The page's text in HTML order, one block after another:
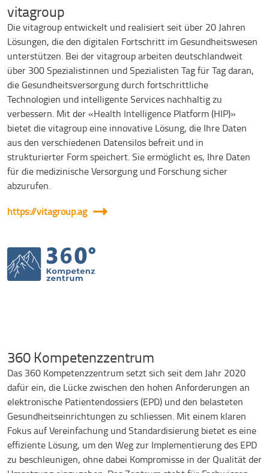
vitagroup
Die vitagroup entwickelt und realisiert seit über 20 Jahren
Lösungen, die den digitalen Fortschritt im Gesundheitswesen
unterstützen. Bei der vitagroup arbeiten deutschlandweit
über 300 Spezialistinnen und Spezialisten Tag für Tag daran,
die Gesundheitsversorgung durch fortschrittliche
Technologien und intelligente Services nachhaltig zu
verbessern. Mit der «Health Intelligence Platform (HIP)»
bietet die vitagroup eine innovative Lösung, die Ihre Daten
aus den verschiedenen Datensilos befreit und in
strukturierter Form speichert. Sie ermöglicht es, Ihre Daten
für die medizinische Versorgung und Forschung sicher
abzurufen.
https://vitagroup.ag
360 Kompetenzzentrum
Das 360 Kompetenzzentrum setzt sich seit dem Jahr 2020
dafür ein, die Lücke zwischen den hohen Anforderungen an
elektronische Patientendossiers (EPD) und den belasteten
Gesundheitseinrichtungen zu schliessen. Mit einem klaren
Fokus auf Vereinfachung und Standardisierung bietet es eine
effiziente Lösung, um den Weg zur Implementierung des EPD
zu beschleunigen, ohne dabei Kompromisse in der Qualität der